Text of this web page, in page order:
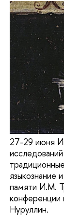
27-29 июня
языкознание
памяти И.М.
Нуруллин.